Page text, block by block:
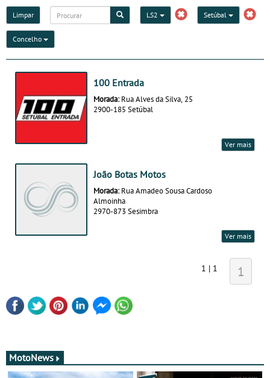
Limpar LS2 Setúbal
Concelho
100 Entrada
Morada: Rua Alves da Silva, 25
2900-185 Setúbal
Ver mais
João Botas Motos
Morada: Rua Amadeo Sousa Cardoso
Almoinha
2970-873 Sesimbra
Ver mais
1 | 1 1
MotoNews